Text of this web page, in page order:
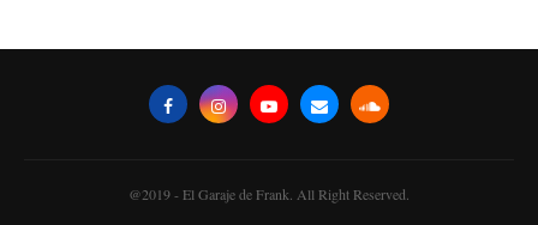
@2019 - El Garaje de Frank. All Right Reserved.